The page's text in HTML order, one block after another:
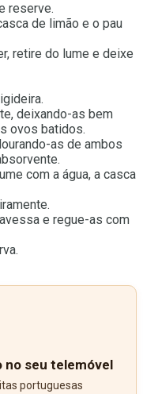
reserve.
de limão e o pau
retire do lume e deixe
deixando-as bem
ovos batidos.
as de ambos
com a água, a casca
e regue-as com
no seu telemóvel
portuguesas